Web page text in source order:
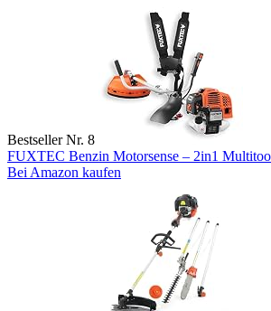
Bestseller Nr. 8
FUXTEC Benzin Motorsense – 2in1
Bei Amazon kaufen